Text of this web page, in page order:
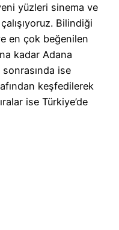
yüzleri sinema ve
Bilindiği
en çok beğenilen
kadar Adana
ise
keşfedilerek
ise Türkiye’de